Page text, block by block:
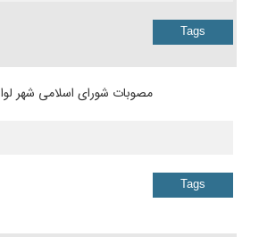
Tags
مصوبات شورای اسلامی شهر
Tags